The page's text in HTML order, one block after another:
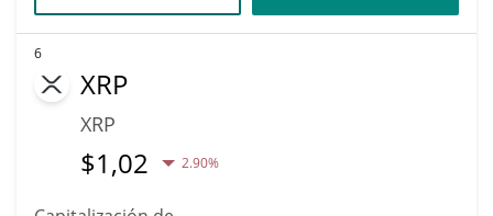
6
XRP
XRP
$1,02 2.90%